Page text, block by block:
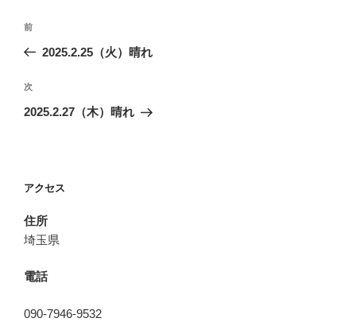
投
ビ
ゲ
ン
前
の
稿
前
2025.2.25（火）晴れ
次
の
次
2025.2.27（木）晴れ
アクセス
住所
埼玉県
電話
090-7946-9532